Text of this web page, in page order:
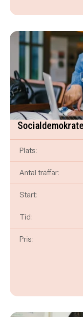
Plats:
Antal träffar:
Start:
Tid:
Pris: